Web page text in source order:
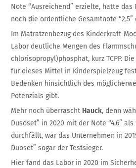
Note “Ausreichend” erzielte, hatte das
noch die ordentliche Gesamtnote “2,5”
Im Matratzenbe­zug des Kinder­kraft-
Labor deutliche Mengen des
chloriso­propyl)phosphat, kurz TCPP.
für dieses Mittel in Kinder­spielzeug
Bedenken hinsicht­lich des
Potenzials gibt.
Mehr noch überrascht Hauck, denn
Dusoset” in 2020 mit der Note “4,6” als
durchfällt, war das Unternehmen in
Duoset” sogar der Testsieger.
Hier fand das Labor in 2020 im